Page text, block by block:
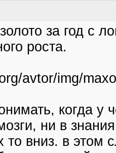
за год с
роста.
avtor/img/
когда у
ни в
то вниз. в